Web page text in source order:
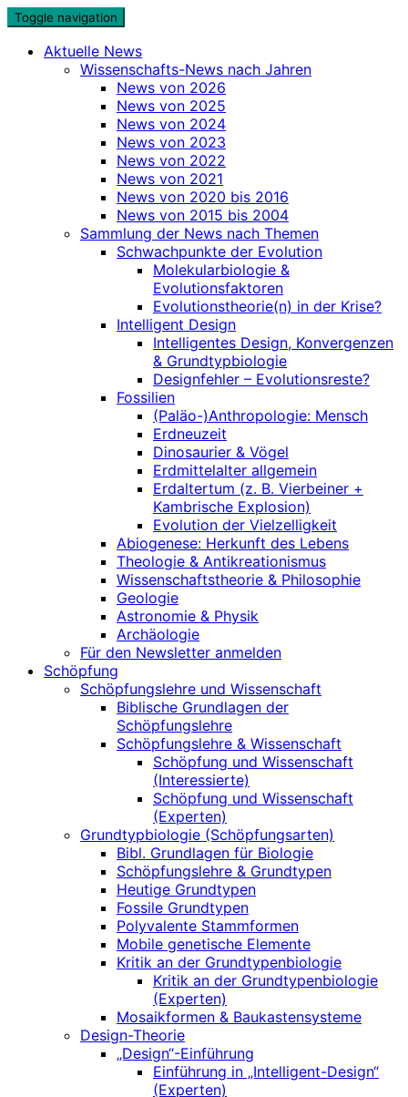
Skip
content
Toggle navigation
Aktuelle News
Wissenschafts-News nach Jahren
News von 2026
News von 2025
News von 2024
News von 2023
News von 2022
News von 2021
News von 2020 bis 2016
News von 2015 bis 2004
Sammlung der News nach Themen
Schwachpunkte der Evolution
Molekularbiologie &
Evolutionsfaktoren
Evolutionstheorie(n) in der Krise?
Intelligent Design
Intelligentes Design, Konvergenzen
& Grundtypbiologie
Designfehler – Evolutionsreste?
Fossilien
(Paläo-)Anthropologie: Mensch
Erdneuzeit
Dinosaurier & Vögel
Erdmittelalter allgemein
Erdaltertum (z. B. Vierbeiner +
Kambrische Explosion)
Evolution der Vielzelligkeit
Abiogenese: Herkunft des Lebens
Theologie & Antikreationismus
Wissenschaftstheorie & Philosophie
Geologie
Astronomie & Physik
Archäologie
Für den Newsletter anmelden
Schöpfung
Schöpfungslehre und Wissenschaft
Biblische Grundlagen der
Schöpfungslehre
Schöpfungslehre & Wissenschaft
Schöpfung und Wissenschaft
(Interessierte)
Schöpfung und Wissenschaft
(Experten)
Grundtypbiologie (Schöpfungsarten)
Bibl. Grundlagen für Biologie
Schöpfungslehre & Grundtypen
Heutige Grundtypen
Fossile Grundtypen
Polyvalente Stammformen
Mobile genetische Elemente
Kritik an der Grundtypenbiologie
Kritik an der Grundtypenbiologie
(Experten)
Mosaikformen & Baukastensysteme
Design-Theorie
„Design“-Einführung
Einführung in „Intelligent-Design“
(Experten)